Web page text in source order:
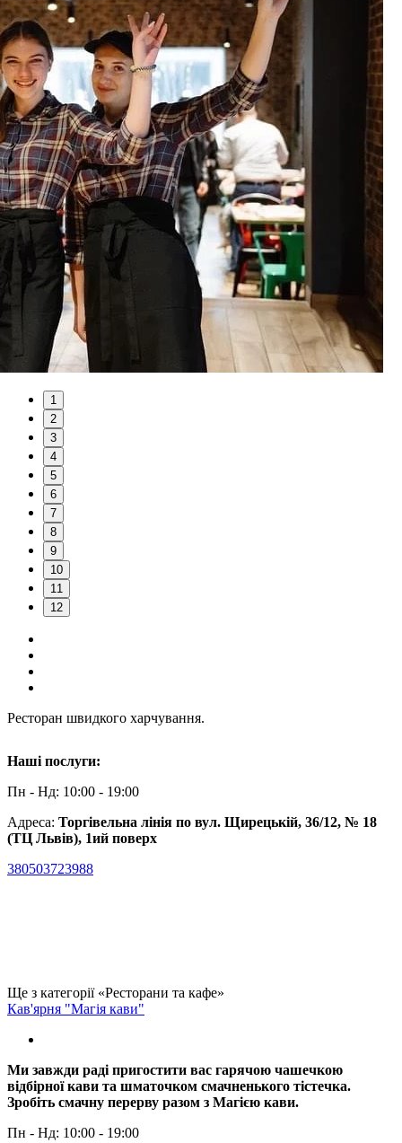
1
2
3
4
5
6
7
8
9
10
11
12
Ресторан швидкого харчування.
Наші послуги:
Пн - Нд: 10:00 - 19:00
Адреса: Торгівельна лінія по вул. Щирецькій, 36/12, № 18
(ТЦ Львів), 1ий поверх
380503723988
Ще з категорії «Ресторани та кафе»
Кав'ярня "Магія кави"
Ми завжди раді пригостити вас гарячою чашечкою
відбірної кави та шматочком смачненького тістечка.
Зробіть смачну перерву разом з Магією кави.
Пн - Нд: 10:00 - 19:00